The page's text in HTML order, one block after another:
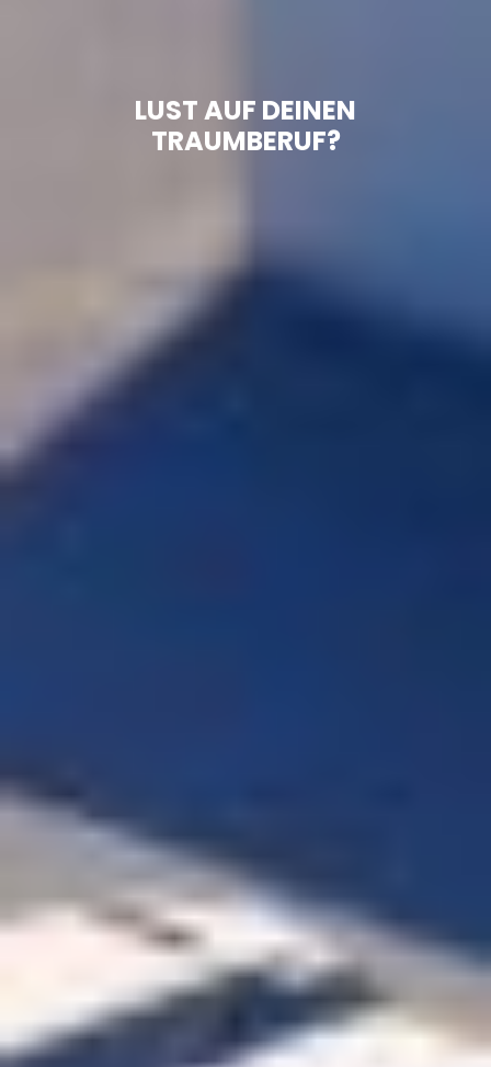
LUST AUF DEINEN
TRAUMBERUF?